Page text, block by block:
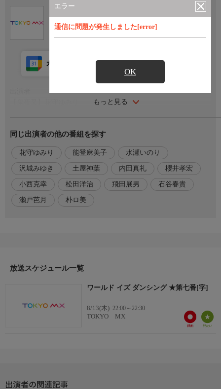
エラー
通信に問題が発生しました[error]
OK
もっと見る
カレンダー登録 アプリ視聴
【増次郎】朴ロ美
【足利義満】櫻井孝宏
【観阿弥】小西克幸
【犬王】松田洋治
【二条良基】飛田展男
【業子】能登麻美子
【千晴】水瀬いのり
【公式サイト】https://sh-anime.shochiku.co.jp/worldisdancing-anime/
同じ出演者の他の番組を探す
花守ゆみり 能登麻美子 水瀬いのり
沢城みゆき 土屋神葉 内田真礼 櫻井孝宏
小西克幸 松田洋治 飛田展男 石谷春貴
瀬戸芭月 朴ロ美
放送スケジュール一覧
ワールド イズ ダンシング ★第七番[字]
8/13(木) 22:00～22:30
TOKYO MX
出演者の関連記事